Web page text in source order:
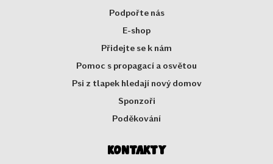
Podpořte nás
E-shop
Přidejte se k nám
Pomoc s propagací a osvětou
Psi z tlapek hledají nový domov
Sponzoři
Poděkování
Kontakty